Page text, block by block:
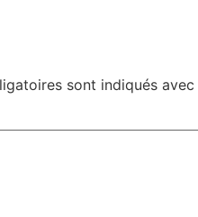
sont indiqués avec